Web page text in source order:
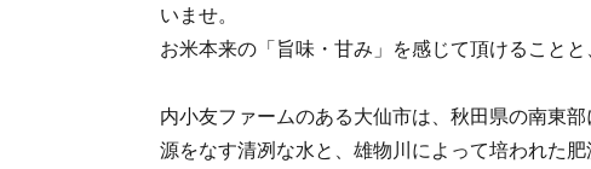
いませ。
お米本来の「旨味・甘み」を感じて頂けることと
内小友ファームのある大仙市は、秋田県の南東
源をなす清冽な水と、雄物川によって培われた肥